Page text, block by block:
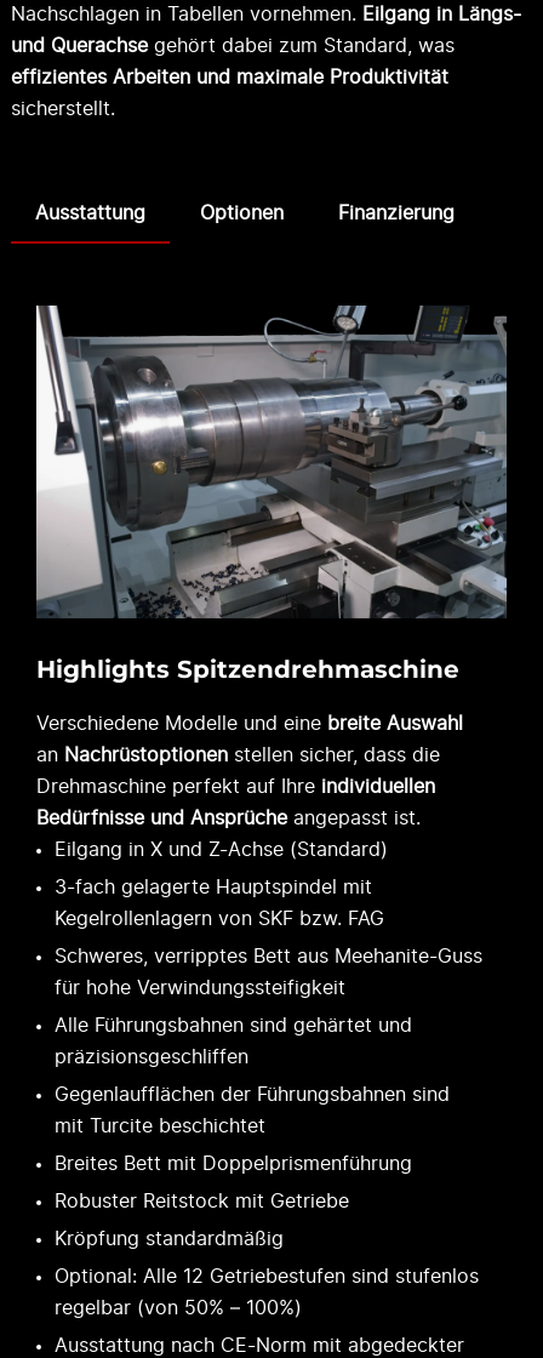
Nachschlagen in Tabellen vornehmen. Eilgang in Längs-
und Querachsegehört dabei zum Standard, was
effizientes Arbeiten und maximale Produktivität
sicherstellt.
Ausstattung Optionen Finanzierung
Highlights Spitzendrehmaschine
Verschiedene Modelle und eine breite Auswahl
an Nachrüstoptionenstellen sicher, dass die
Drehmaschine perfekt auf Ihre individuellen
Bedürfnisse und Ansprücheangepasst ist.
Eilgang in X und Z-Achse (Standard)
3-fach gelagerte Hauptspindel mit
Kegelrollenlagern von SKF bzw. FAG
Schweres, verripptes Bett aus Meehanite-Guss
für hohe Verwindungssteifigkeit
Alle Führungsbahnen sind gehärtet und
präzisionsgeschliffen
Gegenlaufflächen der Führungsbahnen sind
mit Turcite beschichtet
Breites Bett mit Doppelprismenführung
Robuster Reitstock mit Getriebe
Kröpfung standardmäßig
Optional: Alle 12 Getriebestufen sind stufenlos
regelbar (von 50% – 100%)
Ausstattung nach CE-Norm mit abgedeckter